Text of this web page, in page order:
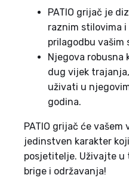
PATIO grijač je
raznim stilovima
prilagodbu vašim
Njegova robusna
dug vijek
uživati u
godina.
PATIO grijač će
jedinstven karakter
posjetitelje. Uživajte u
brige i održavanja!